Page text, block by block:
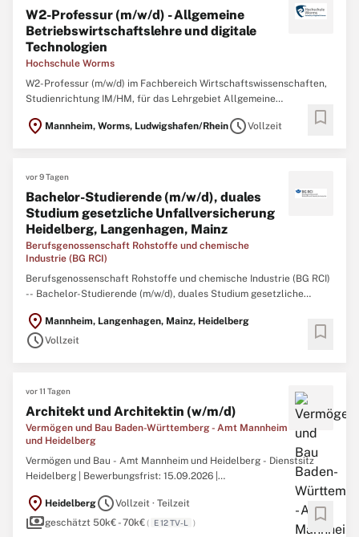
W2-Professur (m/w/d) - Allgemeine
Betriebswirtschaftslehre und digitale
Technologien
Hochschule Worms
W2-Professur (m/w/d) im Fachbereich Wirtschaftswissenschaften,
Studienrichtung IM/HM, für das Lehrgebiet Allgemeine
Betriebswirtschaftslehre und digitale Technologien - unbefristet in
Vollzeit - Die Hochschule Worms ist mit ihren drei Fachbereichen
location_on Mannheim, Worms, Ludwigshafen/RheinscheduleVollzeit bookmark
vor 9 Tagen
Bachelor-Studierende (m/w/d), duales
Studium gesetzliche Unfallversicherung
Heidelberg, Langenhagen, Mainz
Berufsgenossenschaft Rohstoffe und chemische
Industrie (BG RCI)
Berufsgenossenschaft Rohstoffe und chemische Industrie (BG RCI)
-- Bachelor-Studierende (m/w/d), duales Studium gesetzliche
die Sozialversicherung von morgen – Studieren Sie mit Vision! Die
BG RCI ist ein moderner Dienstleister der gesetzlichen ...
location_on Mannheim, Langenhagen, Mainz, Heidelberg
scheduleVollzeit bookmark
vor 11 Tagen
Architekt und Architektin (w/m/d)
Vermögen und Bau Baden-Württemberg - Amt Mannheim
und Heidelberg
Vermögen und Bau - Amt Mannheim und Heidelberg - Dienstsitz
Heidelberg | Bewerbungsfrist: 15.09.2026 |
Entwicklungsmöglichkeiten bis E 12 TV-L / Besoldungsgruppe bis A
12 Architekt und Architektin (w/m/d)Vollzeit / Teilzeit / unbefristet /
VBBW-Amt-MA-HD-082Informationen zum Landesbetrieb
location_on HeidelbergscheduleVollzeit · Teilzeit
paymentsgeschätzt 50k€ - 70k€( E 12 TV-L ) bookmark